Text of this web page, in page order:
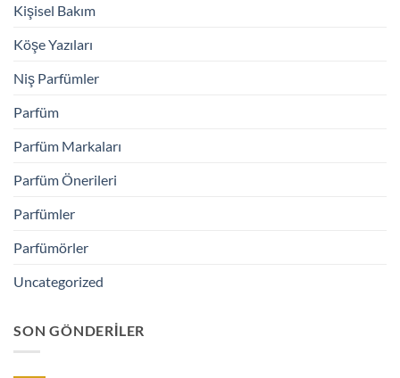
Kişisel Bakım
Köşe Yazıları
Niş Parfümler
Parfüm
Parfüm Markaları
Parfüm Önerileri
Parfümler
Parfümörler
Uncategorized
SON GÖNDERILER